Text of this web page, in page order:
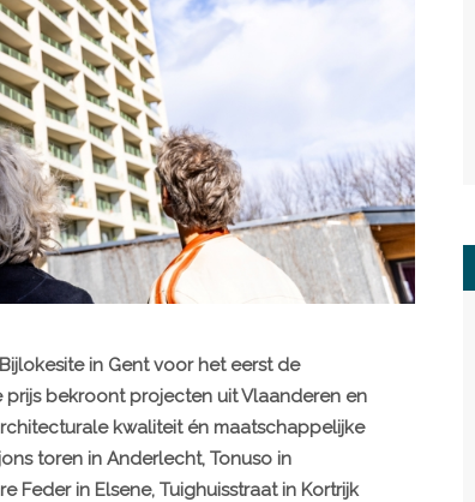
in Gent voor het eerst de
prijs bekroont projecten uit Vlaanderen en
kwaliteit én maatschappelijke
toren in Anderlecht, Tonuso in
Feder in Elsene, Tuighuisstraat in Kortrijk